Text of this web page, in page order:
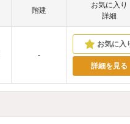
階建
お気に入り
詳細
-
詳細を見る